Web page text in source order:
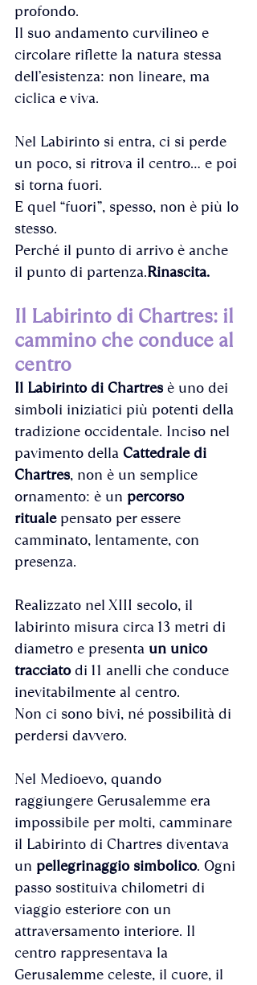
profondo.
Il suo andamento curvilineo e
circolare riflette la natura stessa
dell’esistenza: non lineare, ma
ciclica e viva.
Nel Labirinto si entra, ci si perde
un poco, si ritrova il centro… e poi
si torna fuori.
E quel “fuori”, spesso, non è più lo
stesso.
Perché il punto di arrivo è anche
il punto di partenza.Rinascita.
Il Labirinto di Chartres: il
cammino che conduce al
centro
Il Labirinto di Chartres è uno dei
simboli iniziatici più potenti della
tradizione occidentale. Inciso nel
pavimento della Cattedrale di
Chartres, non è un semplice
ornamento: è un percorso
rituale pensato per essere
camminato, lentamente, con
presenza.
Realizzato nel XIII secolo, il
labirinto misura circa 13 metri di
diametro e presenta un unico
tracciato di 11 anelli che conduce
inevitabilmente al centro.
Non ci sono bivi, né possibilità di
perdersi davvero.
Nel Medioevo, quando
raggiungere Gerusalemme era
impossibile per molti, camminare
il Labirinto di Chartres diventava
un pellegrinaggio simbolico. Ogni
passo sostituiva chilometri di
viaggio esteriore con un
attraversamento interiore. Il
centro rappresentava la
Gerusalemme celeste, il cuore, il